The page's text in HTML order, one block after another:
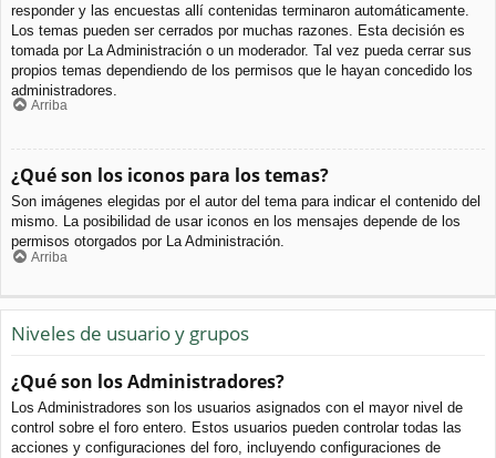
responder y las encuestas allí contenidas terminaron automáticamente.
Los temas pueden ser cerrados por muchas razones. Esta decisión es
tomada por La Administración o un moderador. Tal vez pueda cerrar sus
propios temas dependiendo de los permisos que le hayan concedido los
administradores.
Arriba
¿Qué son los iconos para los temas?
Son imágenes elegidas por el autor del tema para indicar el contenido del
mismo. La posibilidad de usar iconos en los mensajes depende de los
permisos otorgados por La Administración.
Arriba
Niveles de usuario y grupos
¿Qué son los Administradores?
Los Administradores son los usuarios asignados con el mayor nivel de
control sobre el foro entero. Estos usuarios pueden controlar todas las
acciones y configuraciones del foro, incluyendo configuraciones de